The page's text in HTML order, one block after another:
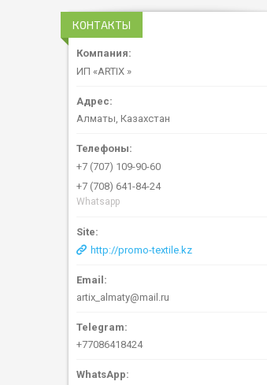
КОНТАКТЫ
ИП «ARTIX »
Алматы, Казахстан
+7 (707) 109-90-60
+7 (708) 641-84-24
Whatsapp
http://promo-textile.kz
artix_almaty@mail.ru
+77086418424